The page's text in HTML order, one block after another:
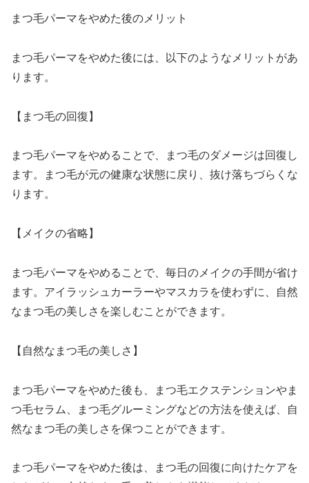
まつ毛パーマをやめた後のメリット
まつ毛パーマをやめた後には、以下のようなメリットがあ
ります。
【まつ毛の回復】
まつ毛パーマをやめることで、まつ毛のダメージは回復し
ます。まつ毛が元の健康な状態に戻り、抜け落ちづらくな
ります。
【メイクの省略】
まつ毛パーマをやめることで、毎日のメイクの手間が省け
ます。アイラッシュカーラーやマスカラを使わずに、自然
なまつ毛の美しさを楽しむことができます。
【自然なまつ毛の美しさ】
まつ毛パーマをやめた後も、まつ毛エクステンションやま
つ毛セラム、まつ毛グルーミングなどの方法を使えば、自
然なまつ毛の美しさを保つことができます。
まつ毛パーマをやめた後は、まつ毛の回復に向けたケアを